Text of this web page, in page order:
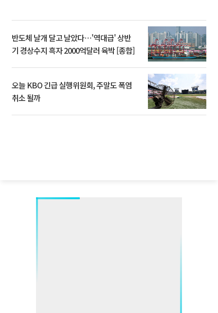
반도체 날개 달고 날았다⋯'역대급' 상반
기 경상수지 흑자 2000억달러 육박 [종합]
오늘 KBO 긴급 실행위원회, 주말도 폭염
취소 될까